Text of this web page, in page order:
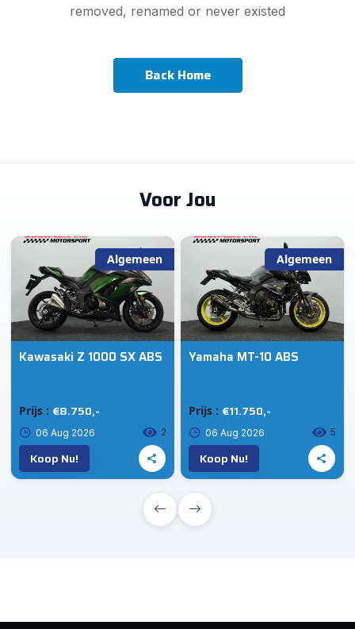
removed, renamed or never existed
Back Home
Voor Jou
Algemeen
Kawasaki Z 1000 SX ABS
Prijs : €8.750,-
06 Aug 2026 2
Koop Nu!
Algemeen
Yamaha MT-10 ABS
Prijs : €11.750,-
06 Aug 2026 5
Koop Nu!